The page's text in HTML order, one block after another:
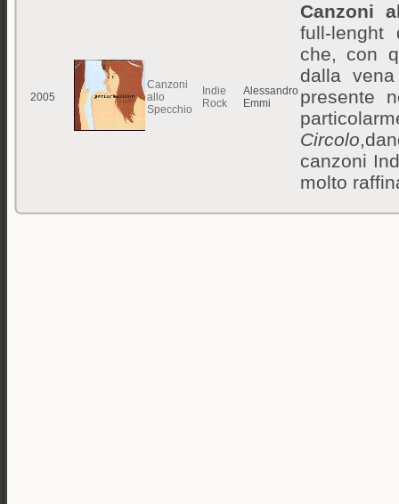
2005
Canzoni
allo
Specchio
Indie
Rock
Alessandro
Emmi
Canzoni
full-
che, con
dalla
presente
Circolo
canzoni
molto